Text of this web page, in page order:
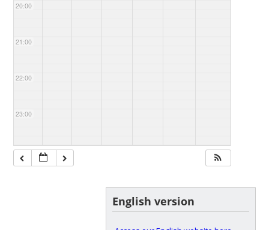
20:00
21:00
22:00
23:00
English version